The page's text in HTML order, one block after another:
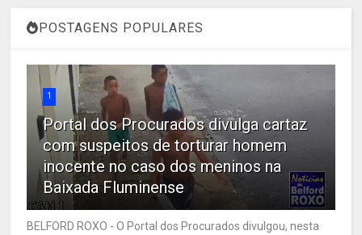
POSTAGENS POPULARES
1
Portal dos Procurados divulga cartaz
com suspeitos de torturar homem
inocente no caso dos meninos na
Baixada Fluminense
BELFORD ROXO - O Portal dos Procurados divulgou, nesta